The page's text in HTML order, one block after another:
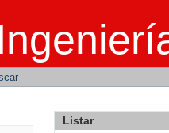
Listar